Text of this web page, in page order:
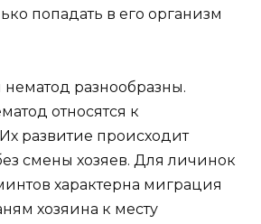
попадать в его организм
разнообразны.
относятся к
развитие происходит
смены хозяев. Для личинок
характерна миграция
хозяина к месту